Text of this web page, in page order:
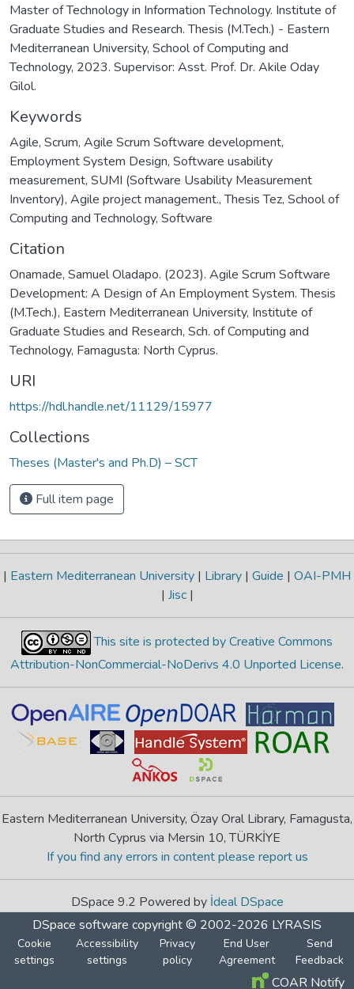
Master of Technology in Information Technology. Institute of
Graduate Studies and Research. Thesis (M.Tech.) - Eastern
Mediterranean University, School of Computing and
Technology, 2023. Supervisor: Asst. Prof. Dr. Akile Oday
Gilol.
Keywords
Agile, Scrum, Agile Scrum Software development,
Employment System Design, Software usability
measurement, SUMI (Software Usability Measurement
Inventory), Agile project management.,Thesis Tez, School of
Computing and Technology, Software
Citation
Onamade, Samuel Oladapo. (2023). Agile Scrum Software
Development: A Design of An Employment System. Thesis
(M.Tech.), Eastern Mediterranean University, Institute of
Graduate Studies and Research, Sch. of Computing and
Technology, Famagusta: North Cyprus.
URI
https://hdl.handle.net/11129/15977
Collections
Theses (Master's and Ph.D) – SCT
Full item page
| Eastern Mediterranean University | Library | Guide | OAI-PMH
| Jisc |
This site is protected by Creative Commons
Attribution-NonCommercial-NoDerivs 4.0 Unported License.
Eastern Mediterranean University, Özay Oral Library, Famagusta,
North Cyprus via Mersin 10, TÜRKİYE
If you find any errors in content please report us
DSpace 9.2 Powered by İdeal DSpace
DSpace software copyright © 2002-2026 LYRASIS
Cookie
settings
Accessibility
settings
Privacy
policy
End User
Agreement
Send
Feedback
COAR Notify